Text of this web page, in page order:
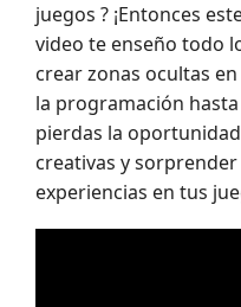
juegos ? ¡Entonces
video te enseño todo
crear zonas ocultas
la programación
pierdas la
creativas y
experiencias en tus